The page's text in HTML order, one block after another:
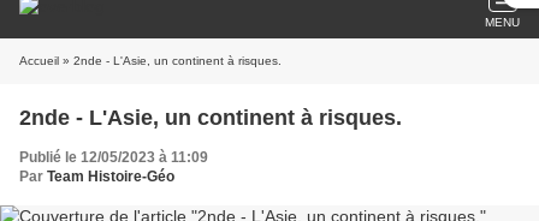
MENU
Accueil » 2nde - L'Asie, un continent à risques.
2nde - L'Asie, un continent à risques.
Publié le 12/05/2023 à 11:09
Par Team Histoire-Géo